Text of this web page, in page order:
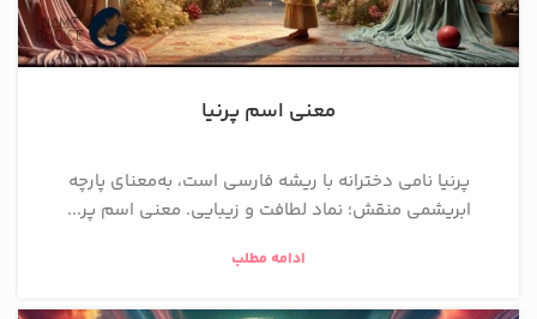
معنی اسم پرنیا
پرنیا نامی دخترانه با ریشه فارسی است، به‌معنای پارچه
ابریشمی منقش؛ نماد لطافت و زیبایی. معنی اسم پر...
ادامه مطلب